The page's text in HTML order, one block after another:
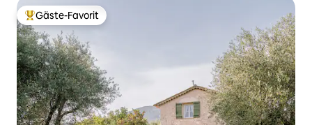
Beliebter Gäste-Favorit.
Gäste-Favorit